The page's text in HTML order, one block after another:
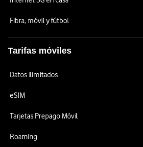
Fibra, móvil y fútbol
Tarifas móviles
Datos ilimitados
eSIM
Tarjetas Prepago Móvil
Roaming